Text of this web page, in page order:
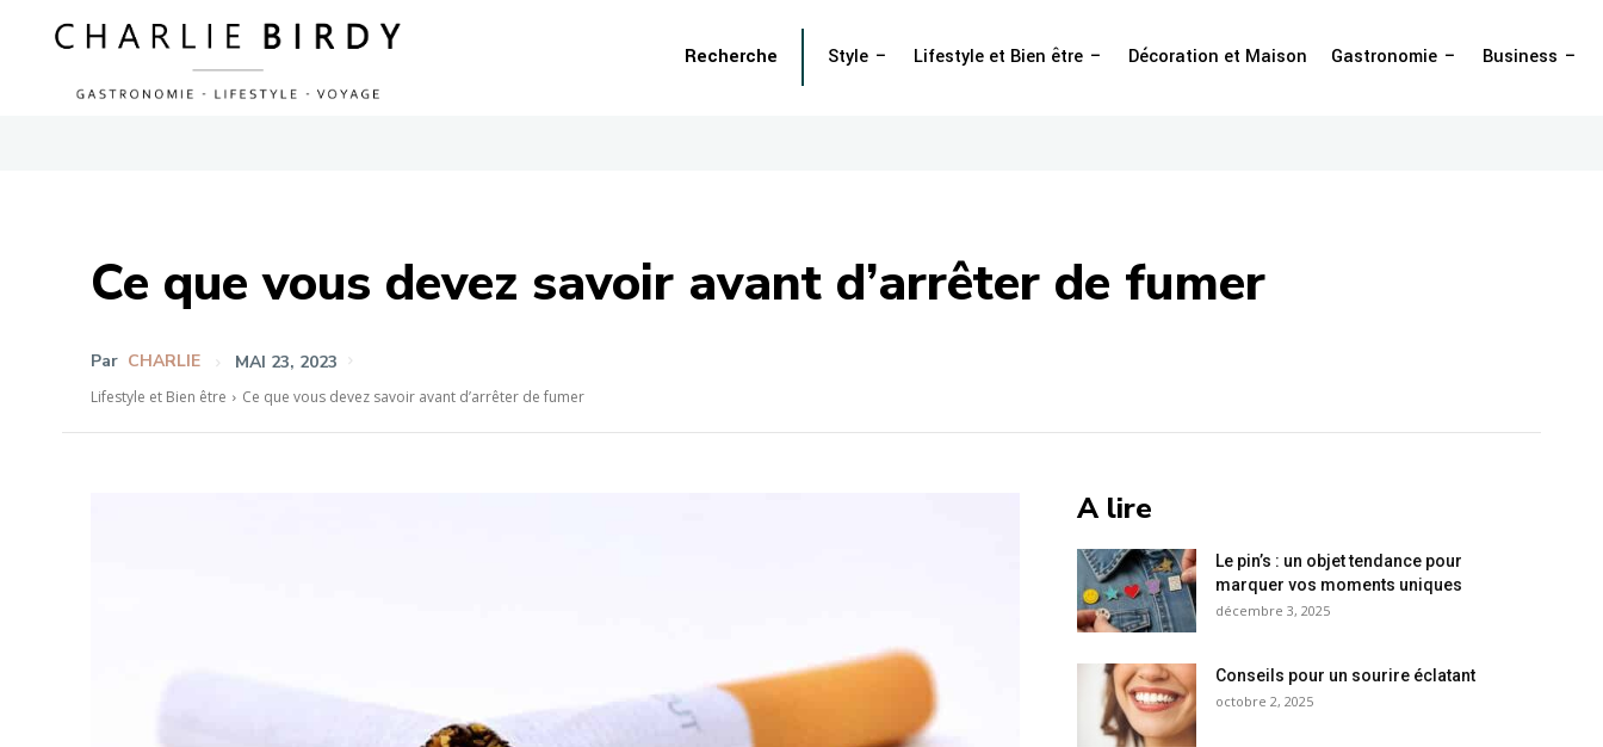
Style Lifestyle et Bien être Décoration et Maison Gastronomie Business
Recherche
Ce que vous devez savoir avant d’arrêter de fumer
Par CHARLIE MAI 23, 2023
Lifestyle et Bien être Ce que vous devez savoir avant d’arrêter de fumer
A lire
Le pin’s : un objet tendance pour
marquer vos moments uniques
décembre 3, 2025
Conseils pour un sourire éclatant
octobre 2, 2025